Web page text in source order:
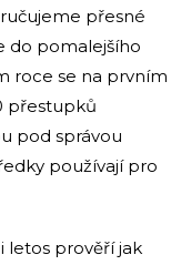
přesné
do pomalejšího
roce se na prvním
přestupků
pod správou
používají pro
letos prověří jak